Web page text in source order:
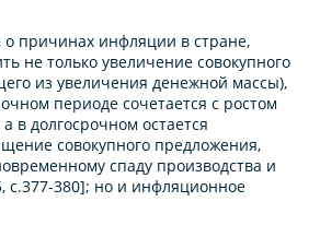
о причинах инфляции в стране,
не только увеличение совокупного
из увеличения денежной массы),
периоде сочетается с ростом
в долгосрочном остается
совокупного предложения,
спаду производства и
с.377-380]; но и инфляционное